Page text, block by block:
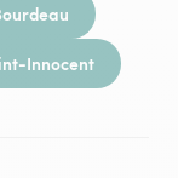
Innocent